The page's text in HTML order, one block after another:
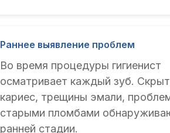
Раннее выявление проблем
Во время процедуры гигиенист
осматривает каждый зуб.
кариес, трещины эмали,
старыми пломбами
ранней стадии.